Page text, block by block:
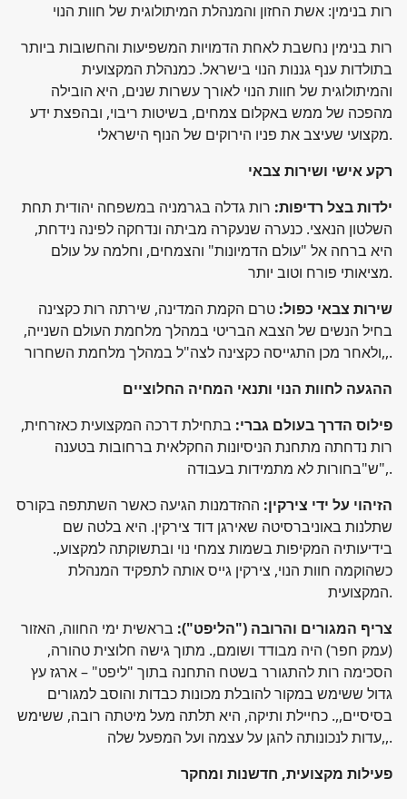
רות בנימין: אשת החזון והמנהלת המיתולוגית של חוות הנוי
רות בנימין נחשבת לאחת הדמויות המשפיעות והחשובות ביותר
בתולדות ענף גננות הנוי בישראל. כמנהלת המקצועית
והמיתולוגית של חוות הנוי לאורך עשרות שנים, היא הובילה
מהפכה של ממש באקלום צמחים, בשיטות ריבוי, ובהפצת ידע
מקצועי שעיצב את פניו הירוקים של הנוף הישראלי.
רקע אישי ושירות צבאי
ילדות בצל רדיפות: רות גדלה בגרמניה במשפחה יהודית תחת
השלטון הנאצי. כנערה שנעקרה מביתה ונדחקה לפינה נידחת,
היא ברחה אל "עולם הדמיונות" והצמחים, וחלמה על עולם
מציאותי פורח וטוב יותר.
שירות צבאי כפול: טרם הקמת המדינה, שירתה רות כקצינה
בחיל הנשים של הצבא הבריטי במהלך מלחמת העולם השנייה,
ולאחר מכן התגייסה כקצינה לצה"ל במהלך מלחמת השחרור,,.
ההגעה לחוות הנוי ותנאי המחיה החלוציים
פילוס הדרך בעולם גברי: בתחילת דרכה המקצועית כאזרחית,
רות נדחתה מתחנת הניסיונות החקלאית ברחובות בטענה
ש"בחורות לא מתמידות בעבודה",.
הזיהוי על ידי צירקין: ההזדמנות הגיעה כאשר השתתפה בקורס
שתלנות באוניברסיטה שאירגן דוד צירקין. היא בלטה שם
בידיעותיה המקיפות בשמות צמחי נוי ובתשוקתה למקצוע,.
כשהוקמה חוות הנוי, צירקין גייס אותה לתפקיד המנהלת
המקצועית.
צריף המגורים והרובה ("הליפט"): בראשית ימי החווה, האזור
(עמק חפר) היה מבודד ושומם,. מתוך גישה חלוצית טהורה,
הסכימה רות להתגורר בשטח התחנה בתוך "ליפט" – ארגז עץ
גדול ששימש במקור להובלת מכונות כבדות והוסב למגורים
בסיסיים,,. כחיילת ותיקה, היא תלתה מעל מיטתה רובה, ששימש
עדות לנכונותה להגן על עצמה ועל המפעל שלה,,.
פעילות מקצועית, חדשנות ומחקר